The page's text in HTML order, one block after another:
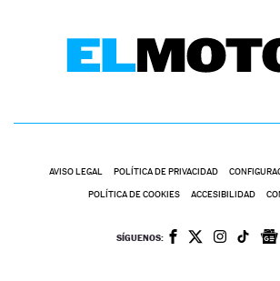
AVISO LEGAL POLÍTICA DE PRIVACIDAD
POLÍTICA DE COOKIES ACCESIBILIDAD
SÍGUENOS: